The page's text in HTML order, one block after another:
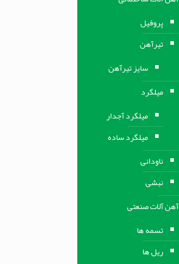
پروفیل
تیرآهن
سایز تیرآهن
میلگرد
میلگرد آجدار
میلگرد ساده
ناودانی
نبشی
آهن آلات صنعتی
تسمه ها
ریل ها